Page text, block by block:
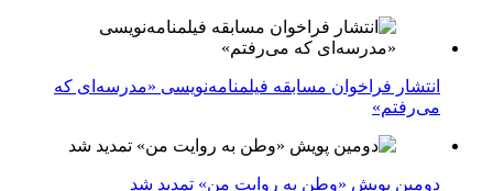
انتشار فراخوان مسابقه فیلمنامه‌نویسی «مدرسه‌ای که
می‌رفتم»
دومین پویش «وطن به روایت من» تمدید شد